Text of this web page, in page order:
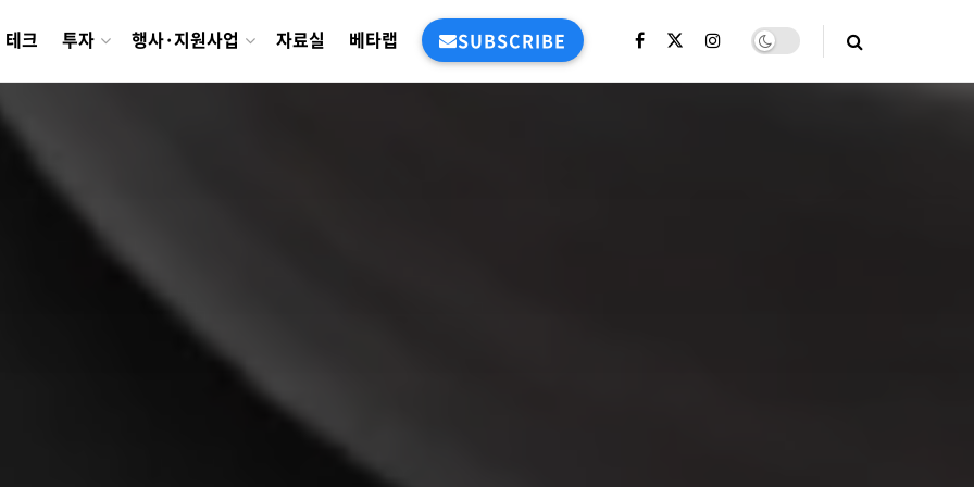
테크 투자 행사·지원사업 자료실 베타랩 SUBSCRIBE